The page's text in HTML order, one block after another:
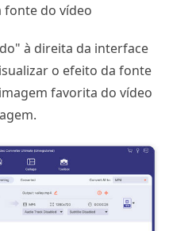
fonte do vídeo
à direita da interface
o efeito da fonte
favorita do vídeo